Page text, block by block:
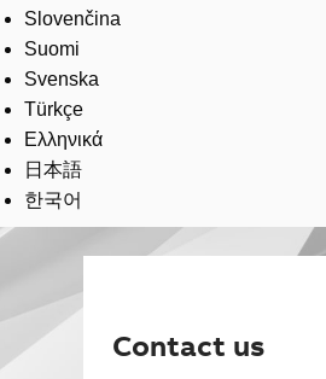
Slovenčina
Suomi
Svenska
Türkçe
Ελληνικά
日本語
한국어
Contact us